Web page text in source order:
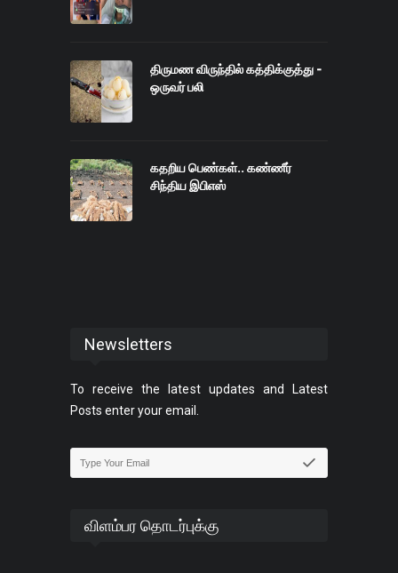
திருமண விருந்தில் கத்திக்குத்து -
ஒருவர் பலி
கதறிய பெண்கள்.. கண்ணீர்
சிந்திய இபிஎஸ்
Newsletters
To receive the latest updates and Latest
Posts enter your email.
விளம்பர தொடர்புக்கு